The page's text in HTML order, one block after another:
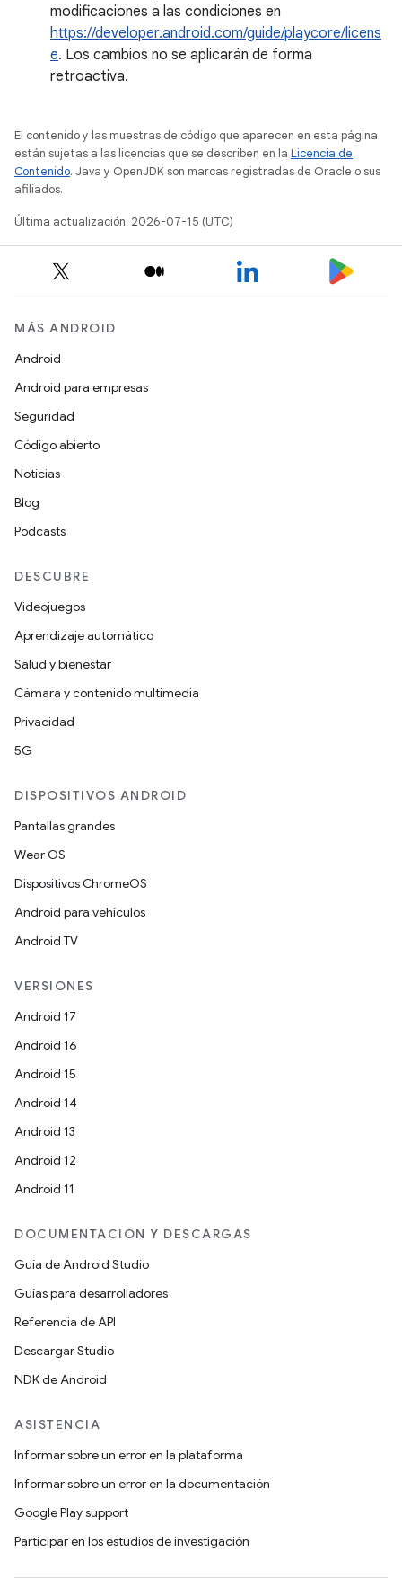
modificaciones a las condiciones en
https://developer.android.com/guide/playcore/licens
e. Los cambios no se aplicarán de forma
retroactiva.
El contenido y las muestras de código que aparecen en esta página
están sujetas a las licencias que se describen en la Licencia de
Contenido. Java y OpenJDK son marcas registradas de Oracle o sus
afiliados.
Última actualización: 2026-07-15 (UTC)
MÁS ANDROID
Android
Android para empresas
Seguridad
Código abierto
Noticias
Blog
Podcasts
DESCUBRE
Videojuegos
Aprendizaje automático
Salud y bienestar
Cámara y contenido multimedia
Privacidad
5G
DISPOSITIVOS ANDROID
Pantallas grandes
Wear OS
Dispositivos ChromeOS
Android para vehículos
Android TV
VERSIONES
Android 17
Android 16
Android 15
Android 14
Android 13
Android 12
Android 11
DOCUMENTACIÓN Y DESCARGAS
Guía de Android Studio
Guías para desarrolladores
Referencia de API
Descargar Studio
NDK de Android
ASISTENCIA
Informar sobre un error en la plataforma
Informar sobre un error en la documentación
Google Play support
Participar en los estudios de investigación